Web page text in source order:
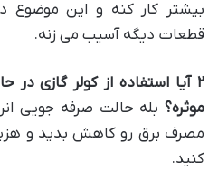
بیشتر کار کنه و این موضوع
قطعات دیگه آسیب می زنه.
۲ آیا استفاده از کولر گازی در
موثره؟ بله حالت صرفه جویی
مصرف برق رو کاهش بدید و
کنید.